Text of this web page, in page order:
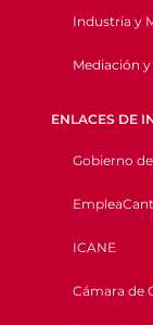
Industria y
Mediación
ENLACES DE
Gobierno
ICANE
Cámara de